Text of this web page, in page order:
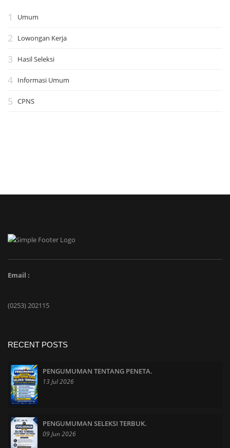
Umum
Lowongan Kerja
Hasil Seleksi
Informasi Umum
CPNS
Email :
(0253) 202115
RECENT POSTS
PENGUMUMAN TENTANG PENETA.
13 Jul 2026
PENGUMUMAN SELEKSI TERBUK.
09 Jun 2026